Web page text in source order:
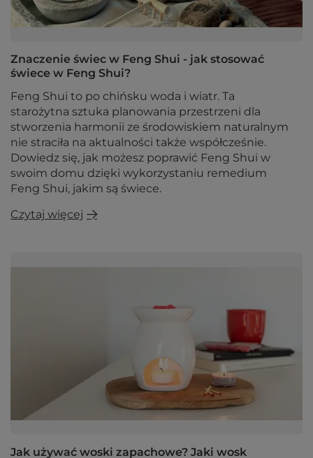
Znaczenie świec w Feng Shui - jak stosować
świece w Feng Shui?
Feng Shui to po chińsku woda i wiatr. Ta
starożytna sztuka planowania przestrzeni dla
stworzenia harmonii ze środowiskiem naturalnym
nie straciła na aktualności także współcześnie.
Dowiedz się, jak możesz poprawić Feng Shui w
swoim domu dzięki wykorzystaniu remedium
Feng Shui, jakim są świece.
Czytaj więcej
Jak używać woski zapachowe? Jaki wosk